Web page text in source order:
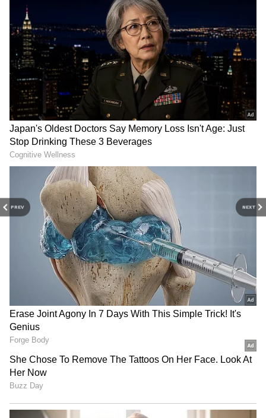
PREV NEXT
Image Credit : Asianet News
సఖియా
నువ్వే కావాలి లాంటి బ్లాక్ బస్టర్ మూవీతో తరుణ్ హీరోగా
కెరీర్ ప్రారంభించాడు. నాలుగేళ్ళ పాటు లవర్ బాయ్ ఇమేజ్
తో వరుస హిట్లు అందుకున్నాడు. కానీ 2004లో రిలీజైన
సఖియా అనే చిత్రం బిగ్గెస్ట్ డిజాస్టర్ గా నిలిచింది. అంతకు
ముందు వరకు తరుణ్ నటించిన సినిమాలు కనీసం
యావరేజ్ గా ఉండేవి. జయంత్ సి పరాన్జీ దర్శకత్వంలో
రూపొందిన సఖియాతోనే తరుణ్ ఫ్లాప్ పరంపర మొదలైంది.
ఈ మూవీ తర్వాత తరుణ్ కి పెద్దగా విజయాలు లేదు.